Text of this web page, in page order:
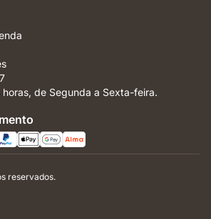
horas, de Segunda a Sexta-feira.
reservados.